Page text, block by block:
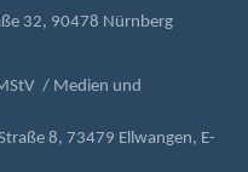
32, 90478 Nürnberg
/ Medien und
8, 73479 Ellwangen, E-